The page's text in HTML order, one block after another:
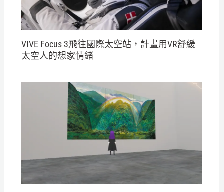
VIVE Focus 3飛往國際太空站，計畫用VR舒緩
太空人的想家情緒